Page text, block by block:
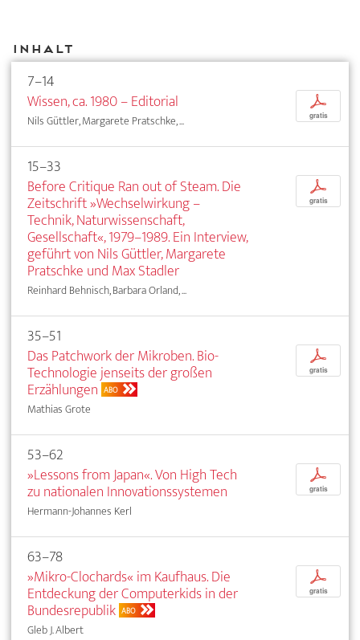
Inhalt
7–14
Wissen, ca. 1980 – Editorial
Nils Güttler, Margarete Pratschke, ...
p
gratis
15–33
Before Critique Ran out of Steam. Die
Zeitschrift »Wechselwirkung –
Technik, Naturwissenschaft,
Gesellschaft«, 1979–1989. Ein Interview,
geführt von Nils Güttler, Margarete
Pratschke und Max Stadler
Reinhard Behnisch, Barbara Orland, ...
p
gratis
35–51
Das Patchwork der Mikroben. Bio-
Technologie jenseits der großen
Erzählungen ABO
Mathias Grote
p
gratis
53–62
»Lessons from Japan«. Von High Tech
zu nationalen Innovationssystemen
Hermann-Johannes Kerl
p
gratis
63–78
»Mikro-Clochards« im Kaufhaus. Die
Entdeckung der Computerkids in der
Bundesrepublik ABO
Gleb J. Albert
p
gratis